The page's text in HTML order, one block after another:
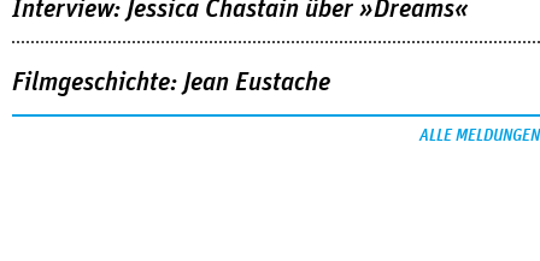
Interview: Jessica Chastain über »Dreams«
Filmgeschichte: Jean Eustache
ALLE MELDUNGEN